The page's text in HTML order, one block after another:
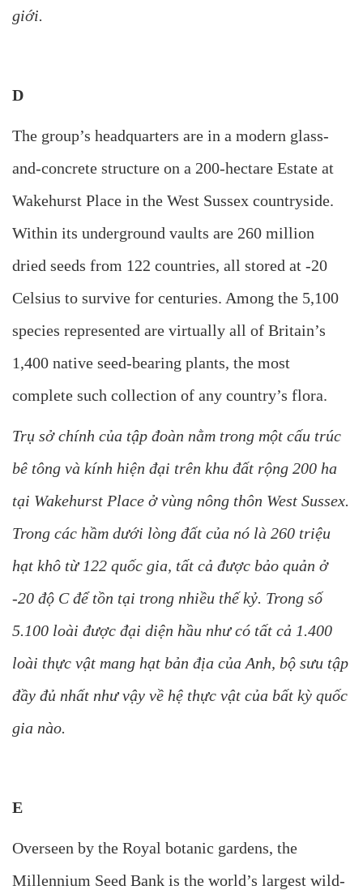
giới.
D
The group’s headquarters are in a modern glass-
and-concrete structure on a 200-hectare Estate at
Wakehurst Place in the West Sussex countryside.
Within its underground vaults are 260 million
dried seeds from 122 countries, all stored at -20
Celsius to survive for centuries. Among the 5,100
species represented are virtually all of Britain’s
1,400 native seed-bearing plants, the most
complete such collection of any country’s flora.
Trụ sở chính của tập đoàn nằm trong một cấu trúc
bê tông và kính hiện đại trên khu đất rộng 200 ha
tại Wakehurst Place ở vùng nông thôn West Sussex.
Trong các hầm dưới lòng đất của nó là 260 triệu
hạt khô từ 122 quốc gia, tất cả được bảo quản ở
-20 độ C để tồn tại trong nhiều thế kỷ. Trong số
5.100 loài được đại diện hầu như có tất cả 1.400
loài thực vật mang hạt bản địa của Anh, bộ sưu tập
đầy đủ nhất như vậy về hệ thực vật của bất kỳ quốc
gia nào.
E
Overseen by the Royal botanic gardens, the
Millennium Seed Bank is the world’s largest wild-